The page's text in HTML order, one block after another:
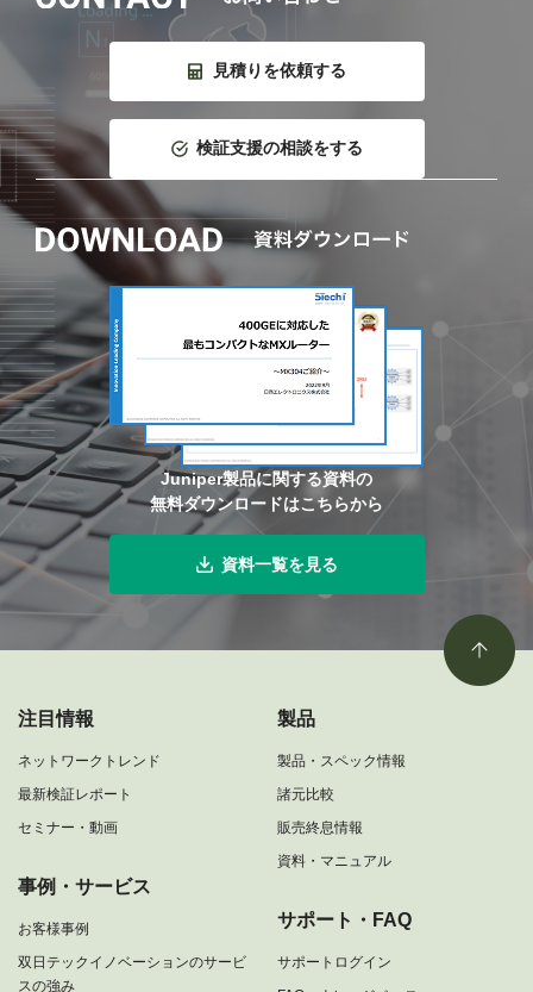
見積りを依頼する
検証支援の相談をする
Juniper製品に関する資料の
無料ダウンロードはこちらから
資料一覧を見る
注目情報
ネットワークトレンド
最新検証レポート
セミナー・動画
事例・サービス
お客様事例
双日テックイノベーションのサービ
スの強み
製品
製品・スペック情報
諸元比較
販売終息情報
資料・マニュアル
サポート・FAQ
サポートログイン